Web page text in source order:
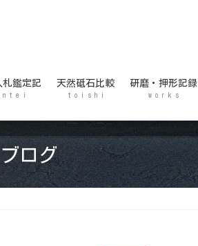
札鑑定記
n t e i
天然砥石比較
t o i s h i
研磨・押形記録
w o r k s
ブログ